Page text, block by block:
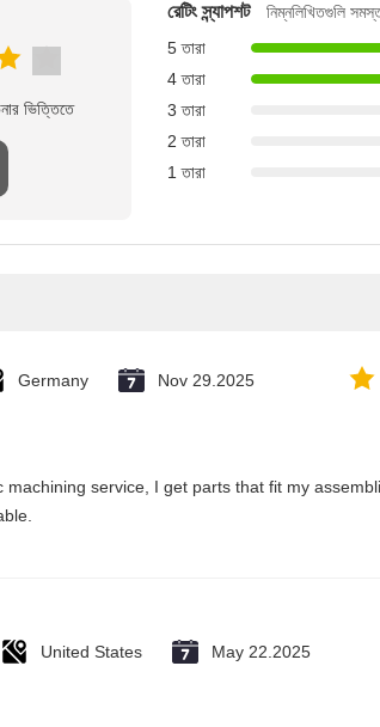
ভিত্তিতে
রেটিং স্ন্যাপশট
নিম্নলিখিতগুলি
5 তারা
4 তারা
3 তারা
2 তারা
1 তারা
Germany Nov 29.2025
machining service, I get parts that fit my
United States May 22.2025